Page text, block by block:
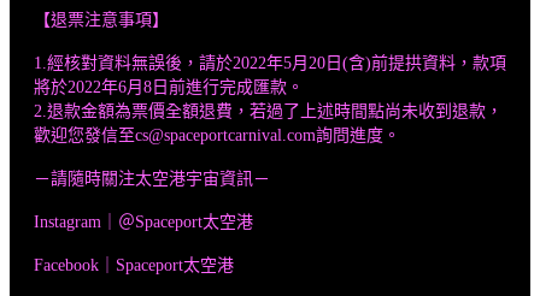
【退票注意事項】
1.經核對資料無誤後，請於2022年5月20日(含)前提拱資料，款項
將於2022年6月8日前進行完成匯款。
2.退款金額為票價全額退費，若過了上述時間點尚未收到退款，
歡迎您發信至cs@spaceportcarnival.com詢問進度。
－請隨時關注太空港宇宙資訊－
Instagram｜＠Spaceport太空港
Facebook｜Spaceport太空港